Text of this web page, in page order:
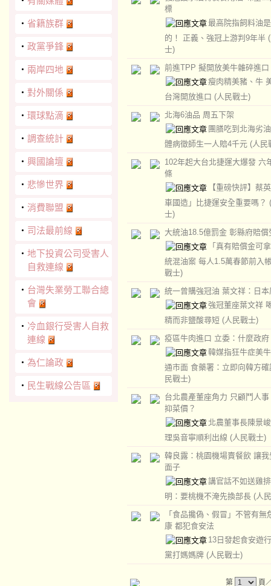
‧ 省籍族群
‧ 政黨爭鋒
‧ 兩岸四地
‧ 對外關係
‧ 環球點滴
‧ 調查統計
‧ 興國論壇
‧ 悲慘世界
‧ 消費聯盟
‧ 司法最前線
‧ 地下投資公司受害人
自救連線
‧ 台灣失業勞工聯合總
會
‧ 冷血銀行受害人自救
連線
‧ 為仁論政
‧ 民生戰線公告區
標
最高院指飼料油
的！ 正義、強冠上游判9年半
士)
前進TPP 擬開放美牛雜碎進口
瘦肉精美豬、牛
台灣開放進口 (人民戰士)
北海6油品 周五下架
團膳吃到北海劣
體病徵師生一人賠4千元 (人民
102年起大台北捷運大爆發 六
條
【重磅快評】蔡
車國造」比捷運安全重要嗎？
士)
大統油18.5億罰金 彰縣府賠償
「真有賠償金可
統混油案 每人1.5萬春節前入
戰士)
統一曾購強冠油 葉文祥：日本
強冠董座葉文祥
精而非鹽酸尋短 (人民戰士)
疫區牛肉進口 立委：什麼政府
韓媒指狂牛症美
通市面 食藥署：立即向韓方
民戰士)
台北農產董座角力 只顧鬥人
抑菜價？
北農董事長陳景
理吳音寧順利出線 (人民戰士)
韓良露：桃園機場賣餐飲 讓我
面子
講官話不如送雞
明：要桃機不淹先換部長 (人
「食品攙偽、假冒」不管有無
康 都犯食安法
13日發起食安遊
黨打媽媽牌 (人民戰士)
第 頁